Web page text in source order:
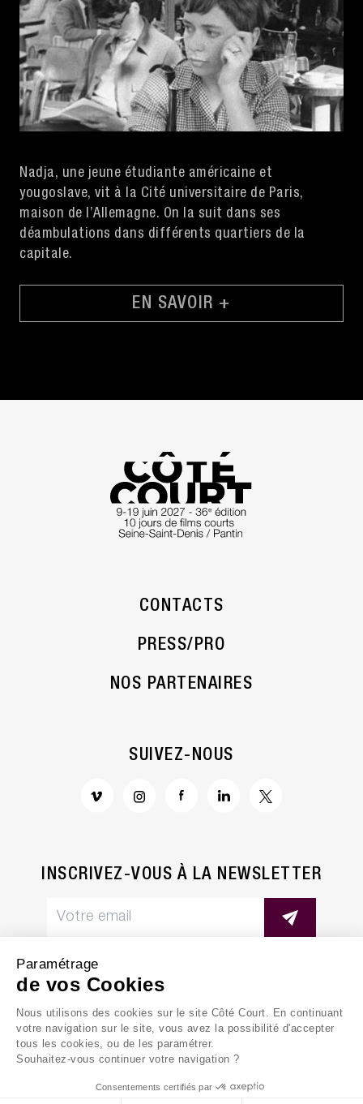
Nadja, une jeune étudiante américaine et
yougoslave, vit à la Cité universitaire de Paris,
maison de l’Allemagne. On la suit dans ses
déambulations dans différents quartiers de la
capitale.
EN SAVOIR +
CONTACTS
PRESS/PRO
NOS PARTENAIRES
SUIVEZ-NOUS
INSCRIVEZ-VOUS À LA NEWSLETTER
MENTIONS LÉGALES
POLITIQUE DE CONFIDENTIALITÉ
© CÔTÉ COURT 2026
Paramétrage
de vos Cookies
Nous utilisons des cookies sur le site Côté Court. En continuant
votre navigation sur le site, vous avez la possibilité d'accepter
tous les cookies, ou de les paramétrer.
Souhaitez-vous continuer votre navigation ?
Consentements certifiés par